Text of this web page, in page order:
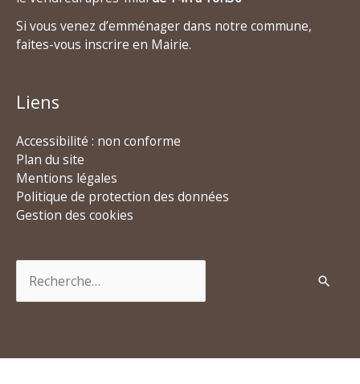
Si vous venez d’emménager dans notre commune,
faites-vous inscrire en Mairie.
Liens
Accessibilité : non conforme
Plan du site
Mentions légales
Politique de protection des données
Gestion des cookies